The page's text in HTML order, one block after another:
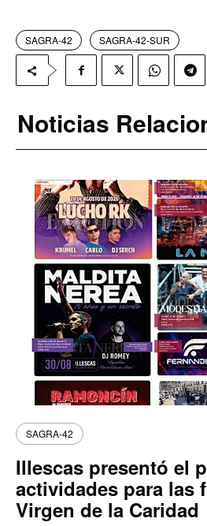
SAGRA-42 SAGRA-42-SUR
Noticias
SAGRA-42
Illescas presentó el
actividades para las
Virgen de la Caridad